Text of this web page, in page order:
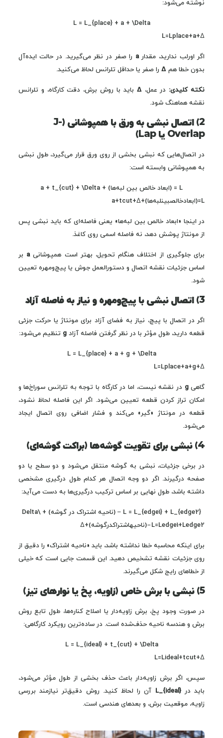
نوشته می‌شود:
L = L_{place} + a + \Delta
L=Lplace​+a+Δ
اگر اورلب ندارید، مقدارa را صفر در نظر می‌گیرید. در حالت ایده‌آل
بدون خطا هم Δرا صفر یا حداقل تلرانس لحاظ می‌کنید.
نکته کلیدی: در عمل،Δ باید با روش برش، دقت کارگاه، و تلرانس
نقشه هماهنگ شود.
2) اتصال نبشی به ورق با همپوشانی (J-
Overlap یا Lap)
در اتصال‌هایی که نبشی بخشی از روی ورق قرار می‌گیرد، طول نبشی
به همپوشانی وابسته است:
L = (ابعاد خالص بین لبه‌ها) + a + t_{cut} + \Delta
L=(ابعادخالصبینلبه‌ها)+a+tcut​+Δ
در اینجا «ابعاد خالص بین لبه‌ها» یعنی فاصله‌ای که باید نبشی پس
از مونتاژ پوشش دهد، نه فاصله اسمی روی کاغذ.
برای جلوگیری از اختلاف هنگام تحویل، بهتر است همپوشانیa بر
اساس جزئیات نقشه اتصال و دستورالعمل جوش یا پیچ‌ومهره تعیین
شود.
3) اتصال نبشی با پیچ‌ومهره و نیاز به فاصله آزاد
اگر در اتصال با پیچ، نیاز به فضای آزاد برای مونتاژ یا حرکت جزئی
قطعه دارید، طول مؤثر با در نظر گرفتن فاصله آزاد g تنظیم می‌شود:
L = L_{place} + a + g + \Delta
L=Lplace​+a+g+Δ
گاهیg در نقشه نیست، اما در کارگاه با توجه به تلرانس سوراخ‌ها و
امکان تراز کردن قطعه تعیین می‌شود. اگر این فاصله لحاظ نشود،
قطعه در مونتاژ «گیر» می‌کند و فشار اضافی روی اتصال ایجاد
می‌شود.
4) نبشی برای تقویت گوشه‌ها (براکت گوشه‌ای)
در برخی جزئیات، نبشی به گوشه منتقل می‌شود و دو سطح یا دو
صفحه درگیرند. اگر دو وجه اتصال هر کدام طول درگیری مشخصی
داشته باشد، طول نهایی بر اساس ترکیب درگیری‌ها به دست می‌آید:
L = L_{edge1} + L_{edge2} – (ناحیه اشتراک در گوشه) + \Delta
L=Ledge1​+Ledge2​−(ناحیهاشتراکدرگوشه)+Δ
برای اینکه محاسبه خطا نداشته باشد، باید «ناحیه اشتراک» را دقیق از
روی جزئیات نقشه تشخیص دهید. این قسمت جایی است که خیلی
از خطاهای رایج شکل می‌گیرند.
5) نبشی با برش خاص (زاویه، پخ یا نوارهای تیز)
در صورت وجود پخ، برش زاویه‌دار یا اصلاح کناره‌ها، طول تابع روش
برش و هندسه ناحیه حذف‌شده است. در ساده‌ترین رویکرد کارگاهی:
L = L_{ideal} + t_{cut} + \Delta
L=Lideal​+tcut​+Δ
سپس، اگر برش زاویه‌دار باعث حذف بخشی از طول مؤثر می‌شود،
باید درL_{ideal} آن را لحاظ کنید. روش دقیق‌تر نیازمند بررسی
زاویه، موقعیت برش، و بعدهای هندسی است.